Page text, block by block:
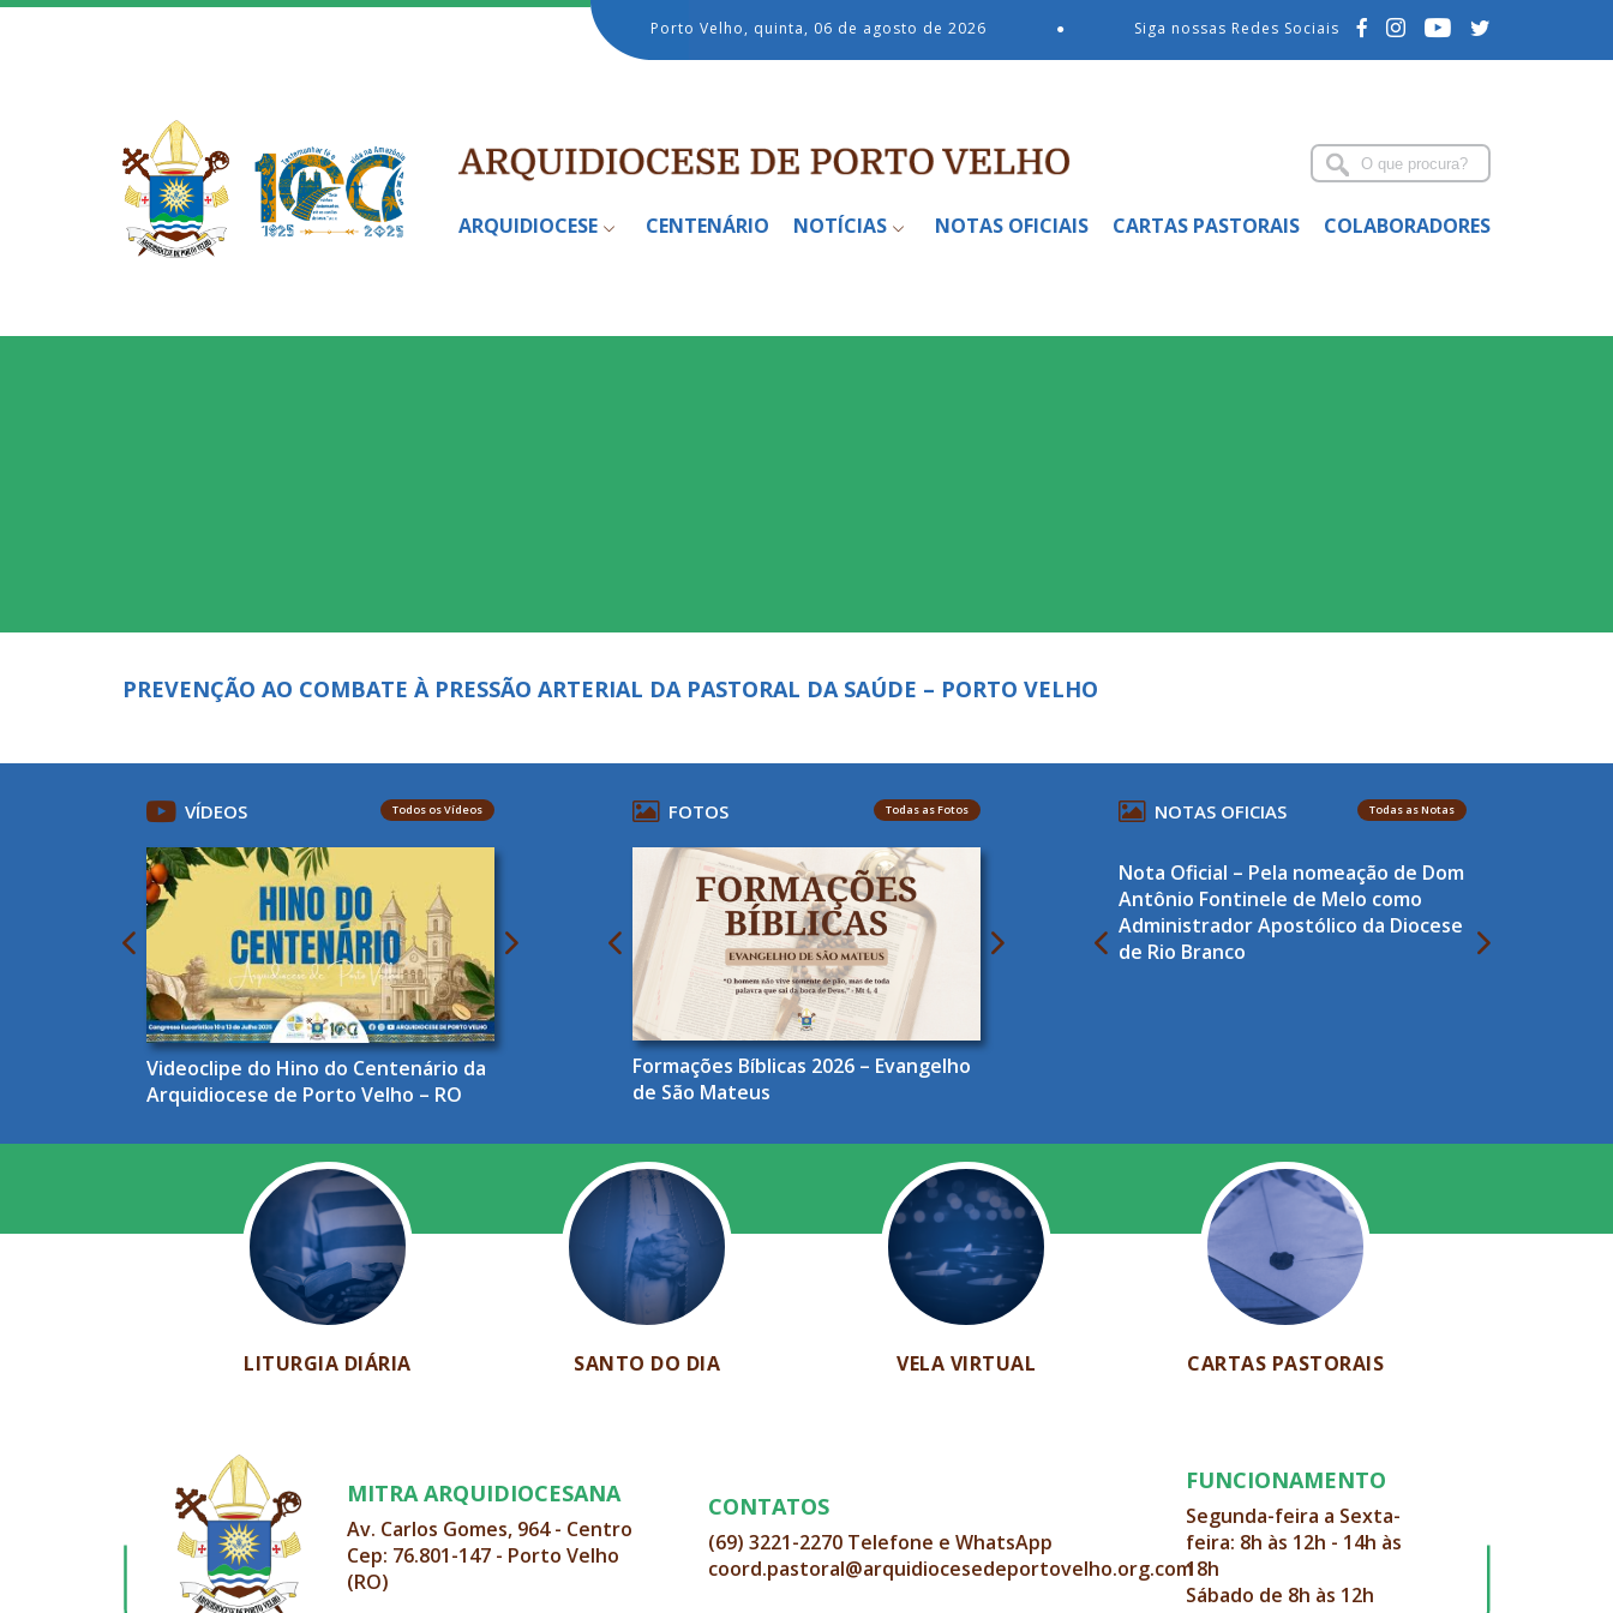
Porto Velho, quinta, 06 de agosto de 2026 ● Siga nossas Redes Sociais
ARQUIDIOCESE CENTENÁRIO NOTÍCIAS NOTAS OFICIAIS CARTAS PASTORAIS COLABORADORES
PREVENÇÃO AO COMBATE À PRESSÃO ARTERIAL DA PASTORAL DA SAÚDE – PORTO VELHO
VÍDEOS Todos os Vídeos
Videoclipe do Hino do Centenário da
Arquidiocese de Porto Velho – RO
FOTOS Todas as Fotos
Formações Bíblicas 2026 – Evangelho
de São Mateus
NOTAS OFICIAS Todas as Notas
Nota Oficial – Pela nomeação de Dom
Antônio Fontinele de Melo como
Administrador Apostólico da Diocese
de Rio Branco
LITURGIA DIÁRIA SANTO DO DIA VELA VIRTUAL CARTAS PASTORAIS
MITRA ARQUIDIOCESANA
Av. Carlos Gomes, 964 - Centro
Cep: 76.801-147 - Porto Velho
(RO)
CONTATOS
(69) 3221-2270 Telefone e WhatsApp
coord.pastoral@arquidiocesedeportovelho.org.com
FUNCIONAMENTO
Segunda-feira a Sexta-
feira: 8h às 12h - 14h às
18h
Sábado de 8h às 12h